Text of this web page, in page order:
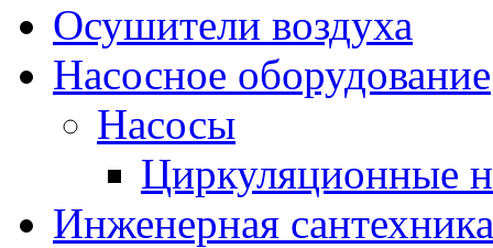
Осушители воздуха
Насосное оборудование
Насосы
Циркуляционные
Инженерная сантехника